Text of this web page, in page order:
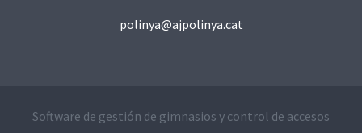
polinya@ajpolinya.cat
Software de gestión de gimnasios y control de accesos